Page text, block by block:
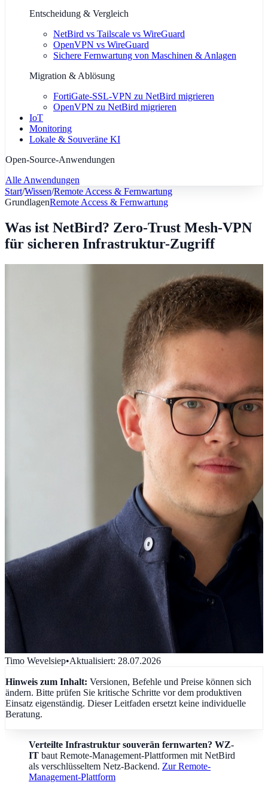
Entscheidung & Vergleich
NetBird vs Tailscale vs WireGuard
OpenVPN vs WireGuard
Sichere Fernwartung von Maschinen & Anlagen
Migration & Ablösung
FortiGate-SSL-VPN zu NetBird migrieren
OpenVPN zu NetBird migrieren
IoT
Monitoring
Lokale & Souveräne KI
Open-Source-Anwendungen
Alle Anwendungen
Start/Wissen/Remote Access & Fernwartung
GrundlagenRemote Access & Fernwartung
Was ist NetBird? Zero-Trust Mesh-VPN
für sicheren Infrastruktur-Zugriff
Timo Wevelsiep•Aktualisiert: 28.07.2026
Hinweis zum Inhalt: Versionen, Befehle und Preise können sich
ändern. Bitte prüfen Sie kritische Schritte vor dem produktiven
Einsatz eigenständig. Dieser Leitfaden ersetzt keine individuelle
Beratung.
Verteilte Infrastruktur souverän fernwarten? WZ-
IT baut Remote-Management-Plattformen mit NetBird
als verschlüsseltem Netz-Backend. Zur Remote-
Management-Plattform